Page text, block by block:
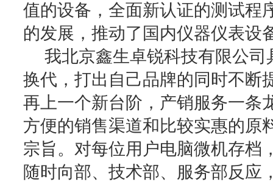
值的设备，全面新认证的测试程
的发展，推动了国内仪器仪表设
我北京鑫生卓锐科技有限公司
换代，打出自己品牌的同时不断
再上一个新台阶，产销服务一条
方便的销售渠道和比较实惠的原
宗旨。对每位用户电脑微机存档
随时向部、技术部、服务部反应